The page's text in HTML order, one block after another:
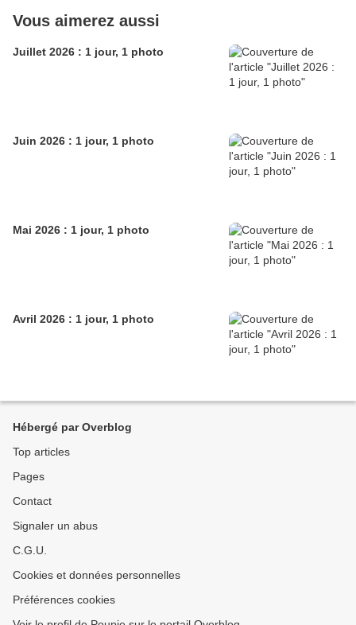
Vous aimerez aussi
Juillet 2026 : 1 jour, 1 photo
Juin 2026 : 1 jour, 1 photo
Mai 2026 : 1 jour, 1 photo
Avril 2026 : 1 jour, 1 photo
Hébergé par Overblog
Top articles
Pages
Contact
Signaler un abus
C.G.U.
Cookies et données personnelles
Préférences cookies